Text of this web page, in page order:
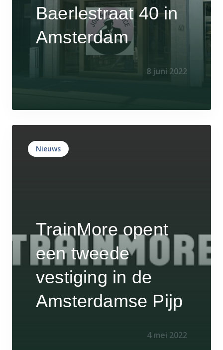
Baerlestraat 40 in
Amsterdam
8 juni 2022
Nieuws
TrainMore opent
een tweede
vestiging in de
Amsterdamse Pijp
4 mei 2022